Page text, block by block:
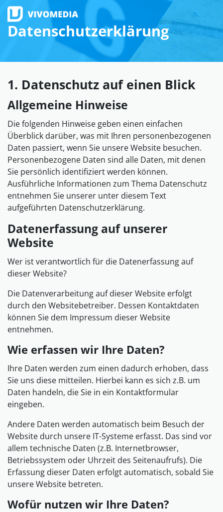
VIVOMEDIA
Datenschutzerklärung
1. Datenschutz auf einen Blick
Allgemeine Hinweise
Die folgenden Hinweise geben einen einfachen
Überblick darüber, was mit Ihren personenbezogenen
Daten passiert, wenn Sie unsere Website besuchen.
Personenbezogene Daten sind alle Daten, mit denen
Sie persönlich identifiziert werden können.
Ausführliche Informationen zum Thema Datenschutz
entnehmen Sie unserer unter diesem Text
aufgeführten Datenschutzerklärung.
Datenerfassung auf unserer
Website
Wer ist verantwortlich für die Datenerfassung auf
dieser Website?
Die Datenverarbeitung auf dieser Website erfolgt
durch den Websitebetreiber. Dessen Kontaktdaten
können Sie dem Impressum dieser Website
entnehmen.
Wie erfassen wir Ihre Daten?
Ihre Daten werden zum einen dadurch erhoben, dass
Sie uns diese mitteilen. Hierbei kann es sich z.B. um
Daten handeln, die Sie in ein Kontaktformular
eingeben.
Andere Daten werden automatisch beim Besuch der
Website durch unsere IT-Systeme erfasst. Das sind vor
allem technische Daten (z.B. Internetbrowser,
Betriebssystem oder Uhrzeit des Seitenaufrufs). Die
Erfassung dieser Daten erfolgt automatisch, sobald Sie
unsere Website betreten.
Wofür nutzen wir Ihre Daten?